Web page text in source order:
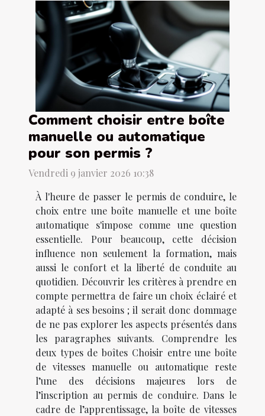
Comment choisir entre boîte
manuelle ou automatique
pour son permis ?
Vendredi 9 janvier 2026 10:38
À l'heure de passer le permis de conduire, le
choix entre une boîte manuelle et une boîte
automatique s'impose comme une question
essentielle. Pour beaucoup, cette décision
influence non seulement la formation, mais
aussi le confort et la liberté de conduite au
quotidien. Découvrir les critères à prendre en
compte permettra de faire un choix éclairé et
adapté à ses besoins ; il serait donc dommage
de ne pas explorer les aspects présentés dans
les paragraphes suivants. Comprendre les
deux types de boîtes Choisir entre une boîte
de vitesses manuelle ou automatique reste
l’une des décisions majeures lors de
l’inscription au permis de conduire. Dans le
cadre de l’apprentissage, la boîte de vitesses